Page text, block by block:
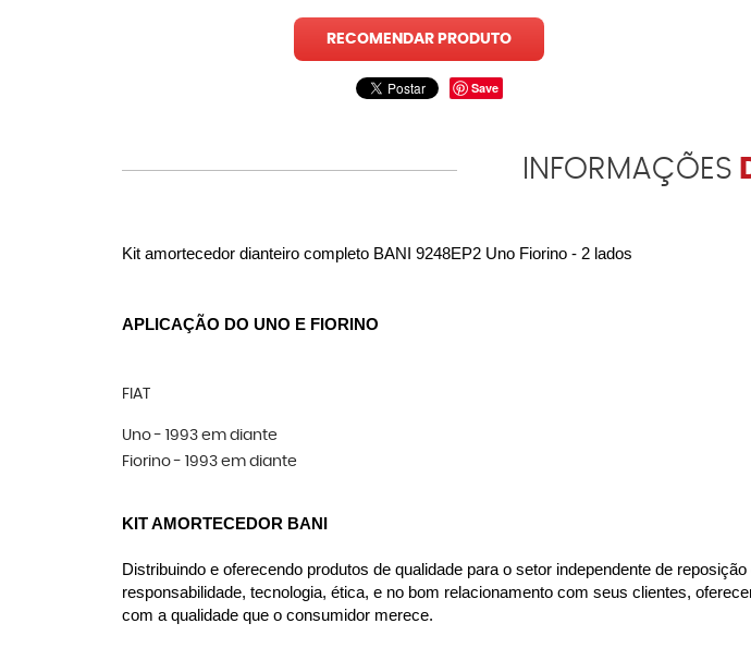
RECOMENDAR PRODUTO
Save
INFORMAÇÕES
Kit amortecedor dianteiro completo BANI 9248EP2 Uno Fiorino - 2 lados
APLICAÇÃO DO UNO E FIORINO
FIAT
Uno - 1993 em diante
Fiorino - 1993 em diante
KIT AMORTECEDOR BANI
Distribuindo e oferecendo produtos de qualidade para o setor independente de
responsabilidade, tecnologia, ética, e no bom relacionamento com seus clientes,
com a qualidade que o consumidor merece.